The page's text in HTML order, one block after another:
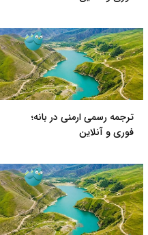
ترجمه رسمی ارمنی در بانه؛
فوری و آنلاین